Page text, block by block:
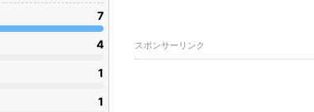
7
4
1
1
スポンサーリンク